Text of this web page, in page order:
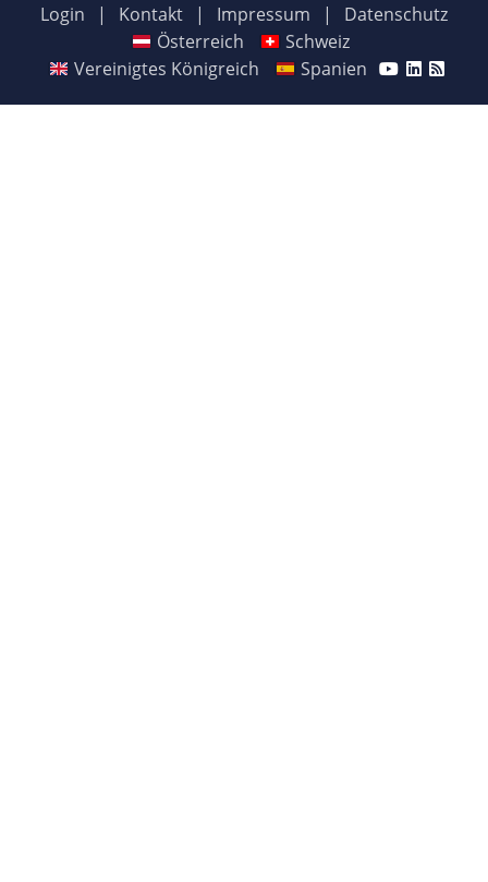
Login | Kontakt | Impressum |
Datenschutz
Österreich
Schweiz
Vereinigtes Königreich
Spanien